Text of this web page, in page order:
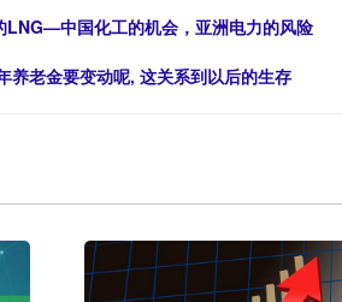
LNG—中国化工的机会，亚洲电力的风险
养老金要变动呢, 这关系到以后的生存